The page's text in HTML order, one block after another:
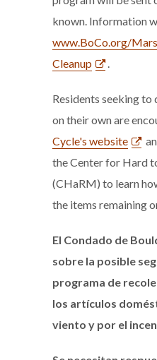
known. Information
www.BoCo.org/
Cleanup
.
Residents seeking
on their own are
Cycle's website
the Center for Hard
(CHaRM) to learn
the items remaining
El Condado de
sobre la posible
programa de
los artículos
viento y por el